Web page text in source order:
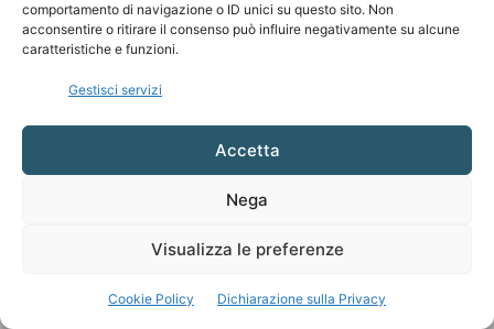
comportamento di navigazione o ID unici su questo sito. Non
acconsentire o ritirare il consenso può influire negativamente su alcune
caratteristiche e funzioni.
Gestisci servizi
Accetta
Nega
Visualizza le preferenze
Cookie Policy Dichiarazione sulla Privacy